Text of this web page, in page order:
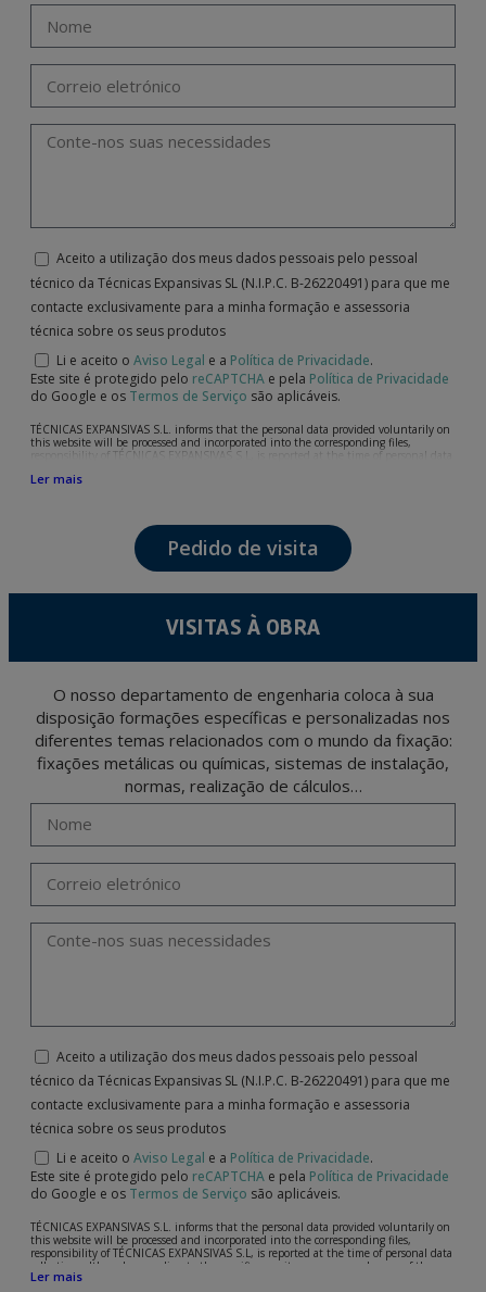
Aceito a utilização dos meus dados pessoais pelo pessoal
técnico da Técnicas Expansivas SL (N.I.P.C. B-26220491) para que me
contacte exclusivamente para a minha formação e assessoria
técnica sobre os seus produtos
Li e aceito o Aviso Legal e a Política de Privacidade.
Este site é protegido pelo reCAPTCHA e pela Política de Privacidade
do Google e os Termos de Serviço são aplicáveis.
TÉCNICAS EXPANSIVAS S.L. informs that the personal data provided voluntarily on
this website will be processed and incorporated into the corresponding files,
responsibility of TÉCNICAS EXPANSIVAS S.L, is reported at the time of personal data
following: attention to your referred request, complaint or question, established
The data in our files are strictly confidential and shall be treated with the utmost
confidentiality and shall comply with all the requirements provided for the General
Data Protection Regulation (GDPR) 2016.
According to Data Protection legislation, you are strongly advised not to send high-
level personal data, such as those relating to health, as they are not encoded or
encrypted. Should these details be sent, it is done so under your sole responsibility.
and opposition under the provisions of the General Data Protection Regulation
Portalada II | c/ Segador 13, 26006 | Logroño (La Rioja).
Ler mais
Pedido de visita
VISITAS À OBRA
O nosso departamento de engenharia coloca à sua
disposição formações específicas e personalizadas nos
diferentes temas relacionados com o mundo da fixação:
fixações metálicas ou químicas, sistemas de instalação,
normas, realização de cálculos…
Aceito a utilização dos meus dados pessoais pelo pessoal
técnico da Técnicas Expansivas SL (N.I.P.C. B-26220491) para que me
contacte exclusivamente para a minha formação e assessoria
técnica sobre os seus produtos
Li e aceito o Aviso Legal e a Política de Privacidade.
Este site é protegido pelo reCAPTCHA e pela Política de Privacidade
do Google e os Termos de Serviço são aplicáveis.
TÉCNICAS EXPANSIVAS S.L. informs that the personal data provided voluntarily on
this website will be processed and incorporated into the corresponding files,
responsibility of TÉCNICAS EXPANSIVAS S.L, is reported at the time of personal data
collection, although, according to the specific case, its purpose may be any of the
following: attention to your referred request, complaint or question, established
Ler mais